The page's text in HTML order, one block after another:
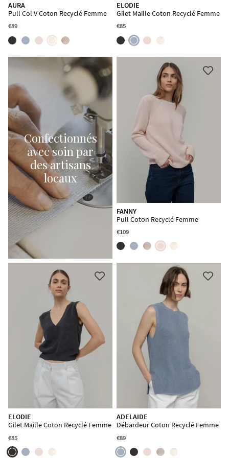
AURA
Pull Col V Coton Recyclé Femme
€89
ELODIE
Gilet Maille Coton Recyclé Femme
€85
Confectionnés
avec soin par
des artisans
locaux
FANNY
Pull Coton Recyclé Femme
€109
ELODIE
Gilet Maille Coton Recyclé Femme
€85
ADELAIDE
Débardeur Coton Recyclé Femme
€89